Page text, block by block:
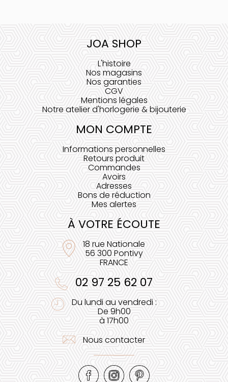
JOA SHOP
L'histoire
Nos magasins
Nos garanties
CGV
Mentions légales
Notre atelier d'horlogerie & bijouterie
MON COMPTE
Informations personnelles
Retours produit
Commandes
Avoirs
Adresses
Bons de réduction
Mes alertes
À VOTRE ÉCOUTE
18 rue Nationale
56 300 Pontivy
FRANCE
02 97 25 62 07
Du lundi au vendredi :
De 9h00
à 17h00
Nous contacter